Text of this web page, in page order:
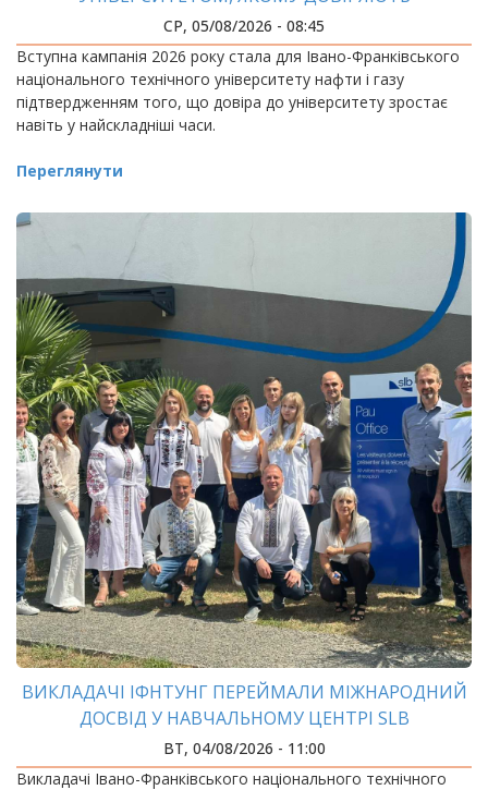
СР, 05/08/2026 - 08:45
Вступна кампанія 2026 року стала для Івано-Франківського
національного технічного університету нафти і газу
підтвердженням того, що довіра до університету зростає
навіть у найскладніші часи.
Переглянути
ВИКЛАДАЧІ ІФНТУНГ ПЕРЕЙМАЛИ МІЖНАРОДНИЙ
ДОСВІД У НАВЧАЛЬНОМУ ЦЕНТРІ SLB
ВТ, 04/08/2026 - 11:00
Викладачі Івано-Франківського національного технічного